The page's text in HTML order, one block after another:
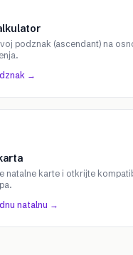
podznak (ascendant) na
→
natalne karte i otkrijte
natalnu →